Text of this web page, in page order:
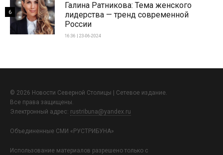
Галина Ратникова: Тема женского
лидерства — тренд современной
России
16:36 | 23-06-2024
6
© 2026 Новости Северной Столицы | Сетевое издание.
Все права защищены.
Электронный адрес: rustribuna@yandex.ru
Объединенные СМИ «РУСТРИБУНА»
Использование материалов разрешено только с